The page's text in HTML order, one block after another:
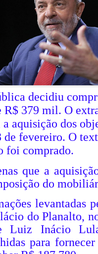
decidiu
379 mil. O
aquisição dos
fevereiro. O
foi comprado.
que a
do
levantadas
do Planalto,
Luiz Inácio
para